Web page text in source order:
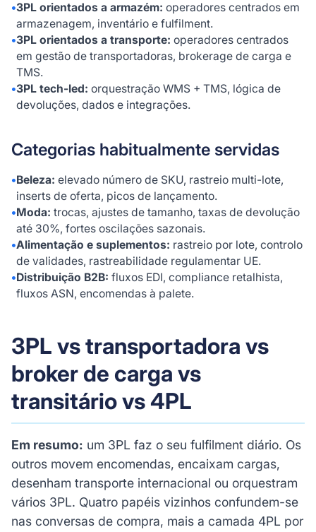
•3PL orientados a armazém: operadores centrados em
armazenagem, inventário e fulfilment.
•3PL orientados a transporte: operadores centrados
em gestão de transportadoras, brokerage de carga e
TMS.
•3PL tech-led: orquestração WMS + TMS, lógica de
devoluções, dados e integrações.
Categorias habitualmente servidas
•Beleza: elevado número de SKU, rastreio multi-lote,
inserts de oferta, picos de lançamento.
•Moda: trocas, ajustes de tamanho, taxas de devolução
até 30%, fortes oscilações sazonais.
•Alimentação e suplementos: rastreio por lote, controlo
de validades, rastreabilidade regulamentar UE.
•Distribuição B2B: fluxos EDI, compliance retalhista,
fluxos ASN, encomendas à palete.
3PL vs transportadora vs
broker de carga vs
transitário vs 4PL
Em resumo: um 3PL faz o seu fulfilment diário. Os
outros movem encomendas, encaixam cargas,
desenham transporte internacional ou orquestram
vários 3PL. Quatro papéis vizinhos confundem-se
nas conversas de compra, mais a camada 4PL por